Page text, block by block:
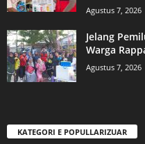
Agustus 7, 2026
Jelang
Warga
Agustus 7, 2026
KATEGORI E POPULLARIZUAR